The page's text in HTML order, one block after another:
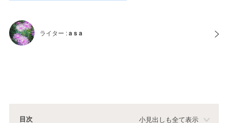
ライター :a s a
目次 小見出しも全て表示